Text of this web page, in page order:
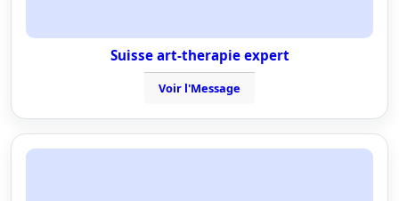
Suisse art-therapie expert
Voir l'Message